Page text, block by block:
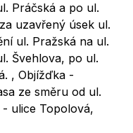
Práčská a po ul.
uzavřený úsek ul.
ul. Pražská na ul.
Švehlova, po ul.
, Objížďka -
ze směru od ul.
ulice Topolová,